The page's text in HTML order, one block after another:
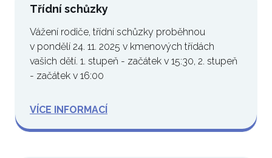
Třídní schůzky
Vážení rodiče, třídní schůzky proběhnou
v pondělí 24. 11. 2025 v kmenových třídách
vašich dětí. 1. stupeň - začátek v 15:30, 2. stupeň
- začátek v 16:00
VÍCE INFORMACÍ